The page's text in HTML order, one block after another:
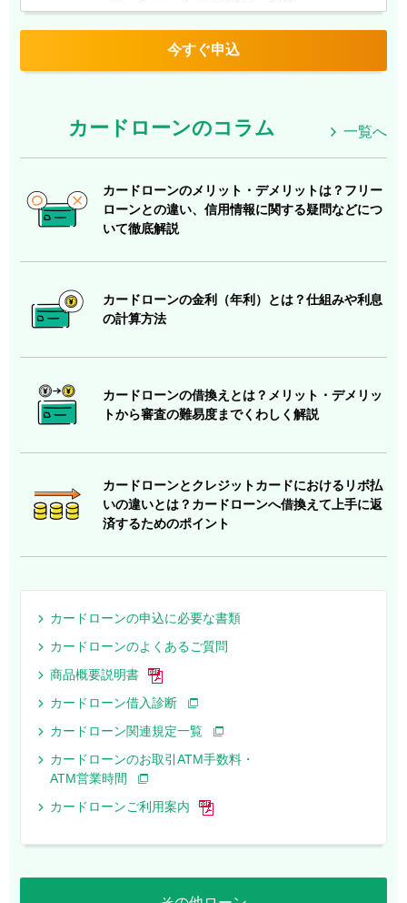
今すぐ申込
カードローンのコラム 一覧へ
カードローンのメリット・デメリットは？フリー
ローンとの違い、信用情報に関する疑問などにつ
いて徹底解説
カードローンの金利（年利）とは？仕組みや利息
の計算方法
カードローンの借換えとは？メリット・デメリッ
トから審査の難易度までくわしく解説
カードローンとクレジットカードにおけるリボ払
いの違いとは？カードローンへ借換えて上手に返
済するためのポイント
カードローンの申込に必要な書類
カードローンのよくあるご質問
商品概要説明書
カードローン借入診断
カードローン関連規定一覧
カードローンのお取引ATM手数料・
ATM営業時間
カードローンご利用案内